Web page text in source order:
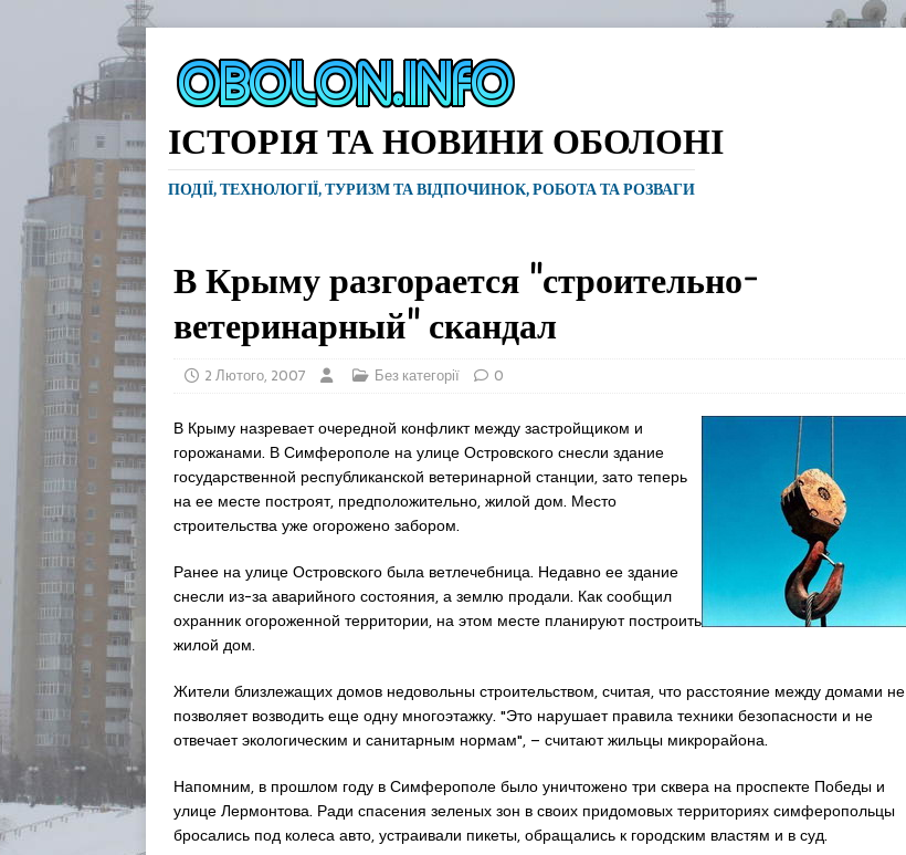
ІСТОРІЯ ТА НОВИНИ ОБОЛОНІ
ПОДІЇ, ТЕХНОЛОГІЇ, ТУРИЗМ ТА ВІДПОЧИНОК, РОБОТА ТА РОЗВАГИ
В Крыму разгорается "строительно-
ветеринарный" скандал
2 Лютого, 2007 Без категорії 0
В Крыму назревает очередной конфликт между застройщиком и
горожанами. В Симферополе на улице Островского снесли здание
государственной республиканской ветеринарной станции, зато теперь
на ее месте построят, предположительно, жилой дом. Место
строительства уже огорожено забором.
Ранее на улице Островского была ветлечебница. Недавно ее здание
снесли из-за аварийного состояния, а землю продали. Как сообщил
охранник огороженной территории, на этом месте планируют построить
жилой дом.
Жители близлежащих домов недовольны строительством, считая, что расстояние между домами не
позволяет возводить еще одну многоэтажку. "Это нарушает правила техники безопасности и не
отвечает экологическим и санитарным нормам", – считают жильцы микрорайона.
Напомним, в прошлом году в Симферополе было уничтожено три сквера на проспекте Победы и
улице Лермонтова. Ради спасения зеленых зон в своих придомовых территориях симферопольцы
бросались под колеса авто, устраивали пикеты, обращались к городским властям и в суд.